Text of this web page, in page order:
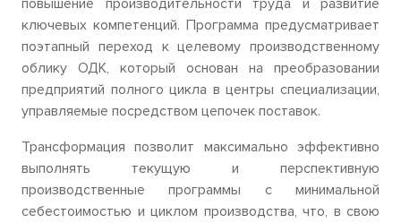
повышение производительности труда и развитие
ключевых компетенций. Программа предусматривает
поэтапный переход к целевому производственному
облику ОДК, который основан на преобразовании
предприятий полного цикла в центры специализации,
управляемые посредством цепочек поставок.
Трансформация позволит максимально эффективно
выполнять текущую и перспективную
производственные программы с минимальной
себестоимостью и циклом производства, что, в свою